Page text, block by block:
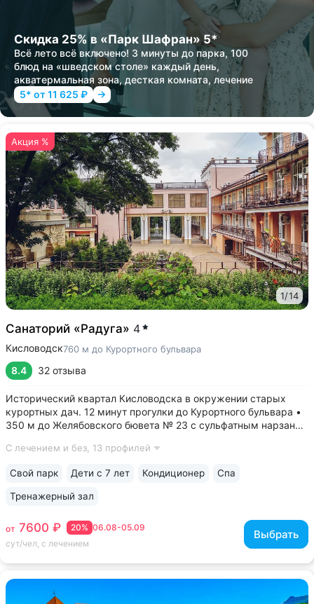
Скидка 25% в «Парк Шафран» 5*
Всё лето всё включено! 3 минуты до парка, 100
блюд на «шведском столе» каждый день,
акватермальная зона, десткая комната, лечение
5* от 11 625 ₽
Акция %
1/14
Санаторий «Радуга» 4
Кисловодск760 м до Курортного бульвара
8.4 32 отзыва
Исторический квартал Кисловодска в окружении старых
курортных дач. 12 минут прогулки до Курортного бульвара •
350 м до Желябовского бювета № 23 с сульфатным нарзаном
мест • Комфортные номера отельного типа. Есть номера
С лечением и без, 13 профилей
06.08-05.09
20%
от 7600 ₽
сут/чел, с лечением
Выбрать
Свой парк Дети с 7 лет Кондиционер Спа
Тренажерный зал